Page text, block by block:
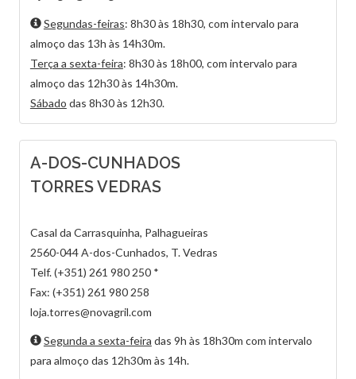
Segundas-feiras: 8h30 às 18h30, com intervalo para
almoço das 13h às 14h30m.
Terça a sexta-feira: 8h30 às 18h00, com intervalo para
almoço das 12h30 às 14h30m.
Sábado das 8h30 às 12h30.
A-DOS-CUNHADOS
TORRES VEDRAS
Casal da Carrasquinha, Palhagueiras
2560-044 A-dos-Cunhados, T. Vedras
Telf. (+351) 261 980 250 *
Fax: (+351) 261 980 258
loja.torres@novagril.com
Segunda a sexta-feira das 9h às 18h30m com intervalo
para almoço das 12h30m às 14h.